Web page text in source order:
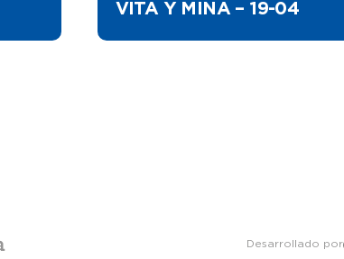
VITA Y MINA – 19-04
Desarrollado por